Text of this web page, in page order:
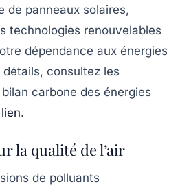
de panneaux solaires,
technologies renouvelables
dépendance aux énergies
consultez les
carbone des énergies
lien.
la qualité de l’air
de polluants